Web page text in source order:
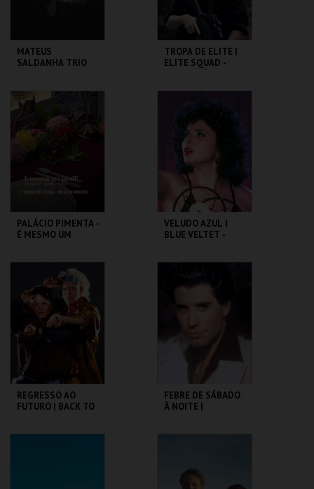
MATEUS
SALDANHA TRIO
CAPITÓLIO.
MAIS INFO
TROPA DE ELITE |
ELITE SQUAD -
MAIS INFO
COMPRAR
PALÁCIO PIMENTA -
É MESMO UM
ML - PALÁCIO
PIMENTA
MAIS INFO
COMPRAR
VELUDO AZUL |
BLUE VELTET -
MAIS INFO
REGRESSO AO
FUTURO | BACK TO
FEBRE DE SÁBADO
À NOITE |
MAIS INFO